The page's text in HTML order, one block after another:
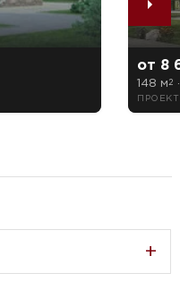
от 8
148 м2